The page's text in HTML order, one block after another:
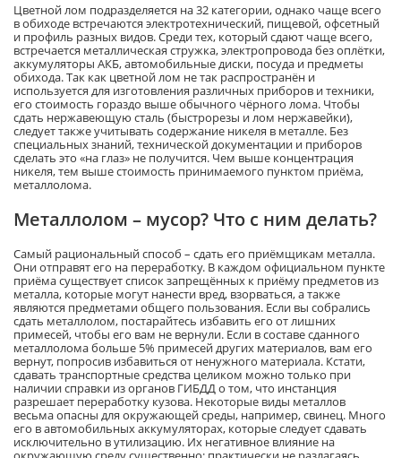
Цветной лом подразделяется на 32 категории, однако чаще всего
в обиходе встречаются электротехнический, пищевой, офсетный
и профиль разных видов. Среди тех, который сдают чаще всего,
встречается металлическая стружка, электропровода без оплётки,
аккумуляторы АКБ, автомобильные диски, посуда и предметы
обихода. Так как цветной лом не так распространён и
используется для изготовления различных приборов и техники,
его стоимость гораздо выше обычного чёрного лома. Чтобы
сдать нержавеющую сталь (быстрорезы и лом нержавейки),
следует также учитывать содержание никеля в металле. Без
специальных знаний, технической документации и приборов
сделать это «на глаз» не получится. Чем выше концентрация
никеля, тем выше стоимость принимаемого пунктом приёма,
металлолома.
Металлолом – мусор? Что с ним делать?
Самый рациональный способ – сдать его приёмщикам металла.
Они отправят его на переработку. В каждом официальном пункте
приёма существует список запрещённых к приёму предметов из
металла, которые могут нанести вред, взорваться, а также
являются предметами общего пользования. Если вы собрались
сдать металлолом, постарайтесь избавить его от лишних
примесей, чтобы его вам не вернули. Если в составе сданного
металлолома больше 5% примесей других материалов, вам его
вернут, попросив избавиться от ненужного материала. Кстати,
сдавать транспортные средства целиком можно только при
наличии справки из органов ГИБДД о том, что инстанция
разрешает переработку кузова. Некоторые виды металлов
весьма опасны для окружающей среды, например, свинец. Много
его в автомобильных аккумуляторах, которые следует сдавать
исключительно в утилизацию. Их негативное влияние на